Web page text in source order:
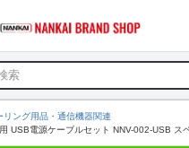
リング用品・通信機器関連
USB電源ケーブルセット NNV-002-USB ス